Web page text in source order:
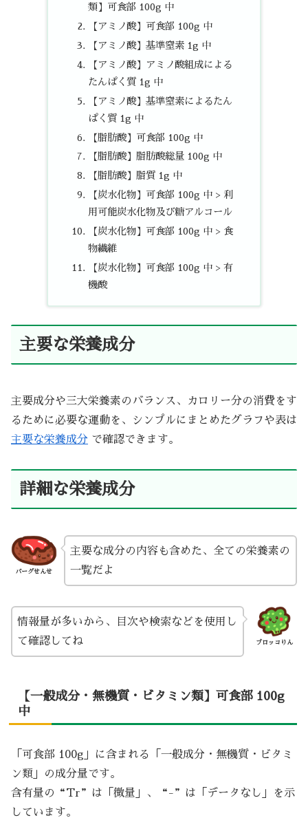
類】可食部 100g 中
【アミノ酸】可食部 100g 中
【アミノ酸】基準窒素 1g 中
【アミノ酸】アミノ酸組成による
たんぱく質 1g 中
【アミノ酸】基準窒素によるたん
ぱく質 1g 中
【脂肪酸】可食部 100g 中
【脂肪酸】脂肪酸総量 100g 中
【脂肪酸】脂質 1g 中
【炭水化物】可食部 100g 中 > 利
用可能炭水化物及び糖アルコール
【炭水化物】可食部 100g 中 > 食
物繊維
【炭水化物】可食部 100g 中 > 有
機酸
主要な栄養成分
主要成分や三大栄養素のバランス、カロリー分の消費をす
るために必要な運動を、シンプルにまとめたグラフや表は
主要な栄養成分 で確認できます。
詳細な栄養成分
バーグせんせ
主要な成分の内容も含めた、全ての栄養素の
一覧だよ
ブロッコりん
情報量が多いから、目次や検索などを使用し
て確認してね
【一般成分・無機質・ビタミン類】可食部 100g
中
「可食部 100g」に含まれる「一般成分・無機質・ビタミ
ン類」の成分量です。
含有量の“Tr”は「微量」、“-”は「データなし」を示
しています。